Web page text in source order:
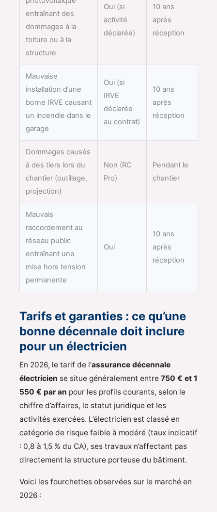
entraînant des
dommages à la
toiture ou à la
structure
Oui (si
activité
déclarée)
10 ans
après
réception
Mauvaise
installation d’une
borne IRVE causant
un incendie dans le
garage
Oui (si
IRVE
déclarée
au contrat)
10 ans
après
réception
Dommages causés
à des tiers lors du
chantier (outillage,
projection)
Non (RC
Pro)
Pendant le
chantier
Mauvais
raccordement au
réseau public
entraînant une
mise hors tension
permanente
Oui
10 ans
après
réception
Tarifs et garanties : ce qu’une
bonne décennale doit inclure
pour un électricien
En 2026, le tarif de l’assurance décennale
électricien se situe généralement entre 750 € et 1
550 € par an pour les profils courants, selon le
chiffre d’affaires, le statut juridique et les
activités exercées. L’électricien est classé en
catégorie de risque faible à modéré (taux indicatif
: 0,8 à 1,5 % du CA), ses travaux n’affectant pas
directement la structure porteuse du bâtiment.
Voici les fourchettes observées sur le marché en
2026 :